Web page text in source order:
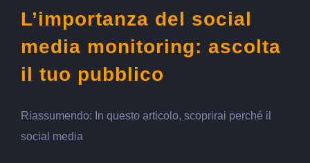
L’importanza del social
media monitoring: ascolta
il tuo pubblico
Riassumendo: In questo articolo, scoprirai perché il
social media